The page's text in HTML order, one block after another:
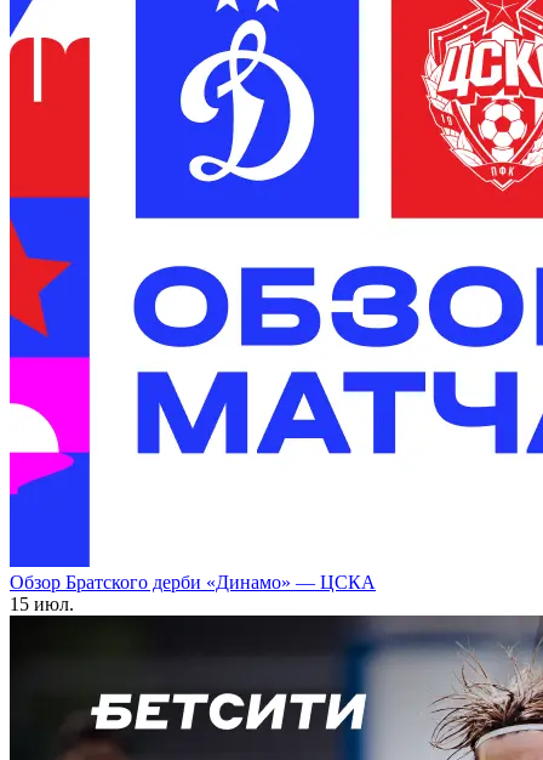
Обзор Братского дерби «Динамо» — ЦСКА
15 июл.